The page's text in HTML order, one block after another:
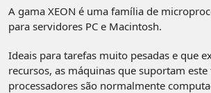
A gama XEON é uma família de
para servidores PC e Macintosh.
Ideais para tarefas muito pesadas e que
recursos, as máquinas que suportam
processadores são normalmente